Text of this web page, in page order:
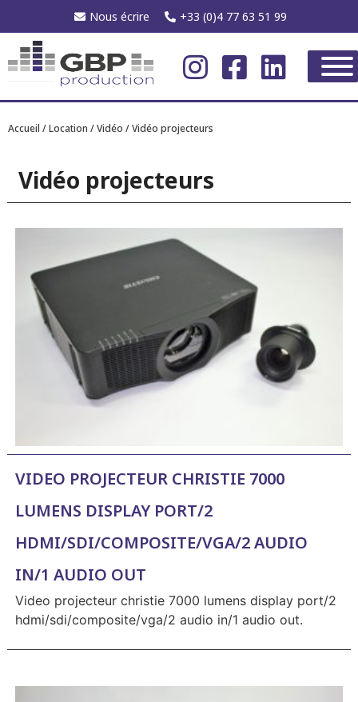
Nous écrire +33 (0)4 77 63 51 99
Accueil /Location /Vidéo / Vidéo projecteurs
Vidéo projecteurs
VIDEO PROJECTEUR CHRISTIE 7000
LUMENS DISPLAY PORT/2
HDMI/SDI/COMPOSITE/VGA/2 AUDIO
IN/1 AUDIO OUT
Video projecteur christie 7000 lumens display port/2
hdmi/sdi/composite/vga/2 audio in/1 audio out.